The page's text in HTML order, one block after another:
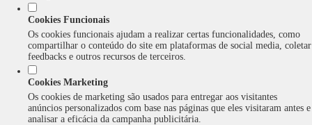
Cookies Funcionais
Os cookies funcionais ajudam a realizar certas funcionalidades, como
compartilhar o conteúdo do site em plataformas de social media, coletar
feedbacks e outros recursos de terceiros.
Cookies Marketing
Os cookies de marketing são usados para entregar aos visitantes
anúncios personalizados com base nas páginas que eles visitaram antes e
analisar a eficácia da campanha publicitária.